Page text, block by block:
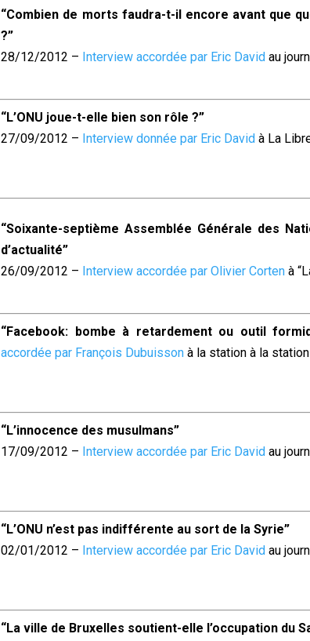
“Combien de morts faudra-t-il encore avant que
?”
28/12/2012 – Interview accordée par Eric David au
“L’ONU joue-t-elle bien son rôle ?”
27/09/2012 – Interview donnée par Eric David à La
“Soixante-septième Assemblée Générale des
d’actualité”
26/09/2012 – Interview accordée par Olivier Corten à
“Facebook: bombe à retardement ou outil
accordée par François Dubuisson à la station à la station
“L’innocence des musulmans”
17/09/2012 – Interview accordée par Eric David au
“L’ONU n’est pas indifférente au sort de la Syrie”
02/01/2012 – Interview accordée par Eric David au
“La ville de Bruxelles soutient-elle l’occupation du